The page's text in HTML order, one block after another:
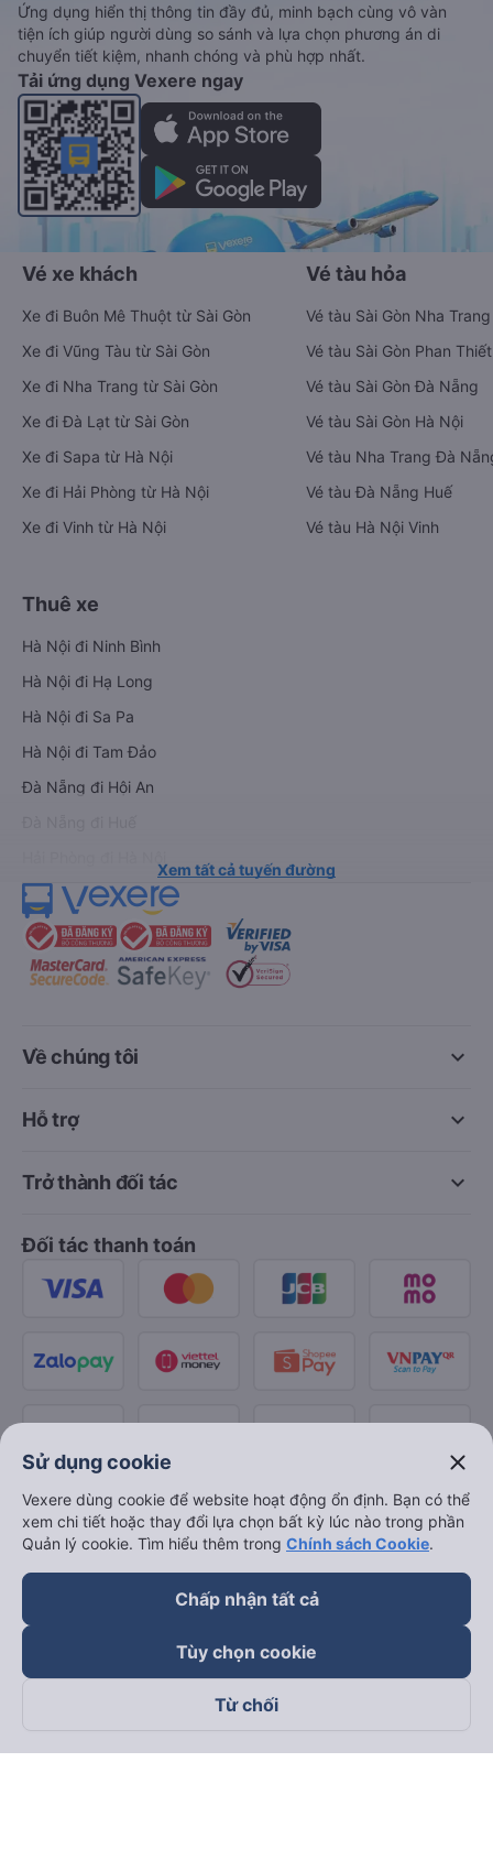
Ứng dụng hiển thị thông tin đầy đủ, minh bạch cùng vô vàn
tiện ích giúp người dùng so sánh và lựa chọn phương án di
chuyển tiết kiệm, nhanh chóng và phù hợp nhất.
Tải ứng dụng Vexere ngay
Vé xe khách
Xe đi Buôn Mê Thuột từ Sài Gòn
Xe đi Vũng Tàu từ Sài Gòn
Xe đi Nha Trang từ Sài Gòn
Xe đi Đà Lạt từ Sài Gòn
Xe đi Sapa từ Hà Nội
Xe đi Hải Phòng từ Hà Nội
Xe đi Vinh từ Hà Nội
Vé tàu hỏa
Vé tàu Sài Gòn Nha Trang
Vé tàu Sài Gòn Phan Thiết
Vé tàu Sài Gòn Đà Nẵng
Vé tàu Sài Gòn Hà Nội
Vé tàu Nha Trang Đà
Vé tàu Đà Nẵng Huế
Vé tàu Hà Nội Vinh
Thuê xe
Hà Nội đi Ninh Bình
Hà Nội đi Hạ Long
Hà Nội đi Sa Pa
Hà Nội đi Tam Đảo
Đà Nẵng đi Hội An
Xem tất cả tuyến đường
keyboard_arrow_down
Về chúng tôi
keyboard_arrow_down
Hỗ trợ
keyboard_arrow_down
Trở thành đối tác
Đối tác thanh toán
Theo dõi chúng tôi trên
Sử dụng cookie close
Vexere dùng cookie để website hoạt động ổn định. Bạn có thể
xem chi tiết hoặc thay đổi lựa chọn bất kỳ lúc nào trong phần
Quản lý cookie. Tìm hiểu thêm trong Chính sách Cookie.
Chấp nhận tất cả
Tùy chọn cookie
Từ chối